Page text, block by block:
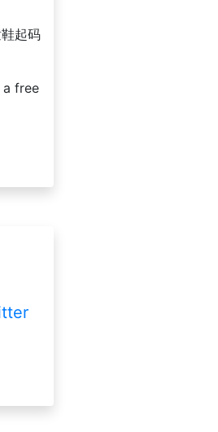
起码
a free